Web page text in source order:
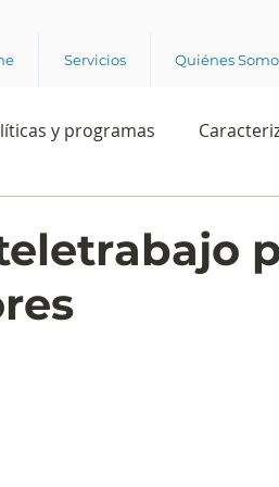
Servicios Quiénes
y programas
Política